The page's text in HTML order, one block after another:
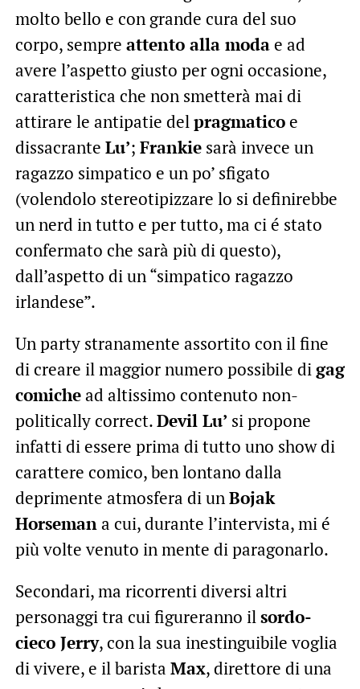
molto bello e con grande cura del suo
corpo, sempre attento alla modae ad
avere l’aspetto giusto per ogni occasione,
caratteristica che non smetterà mai di
attirare le antipatie delpragmaticoe
dissacrante Lu’; Frankiesarà invece un
ragazzo simpatico e un po’ sfigato
(volendolo stereotipizzare lo si definirebbe
un nerd in tutto e per tutto, ma ci é stato
confermato che sarà più di questo),
dall’aspetto di un “simpatico ragazzo
irlandese”.
Un party stranamente assortito con il fine
di creare il maggior numero possibile digag
comichead altissimo contenuto non-
politically correct.Devil Lu’ si propone
infatti di essere prima di tutto uno show di
carattere comico, ben lontano dalla
deprimente atmosfera di unBojak
Horsemana cui, durante l’intervista, mi é
più volte venuto in mente di paragonarlo.
Secondari, ma ricorrenti diversi altri
personaggi tra cui figureranno ilsordo-
cieco Jerry, con la sua inestinguibile voglia
di vivere, e il barista Max, direttore di una